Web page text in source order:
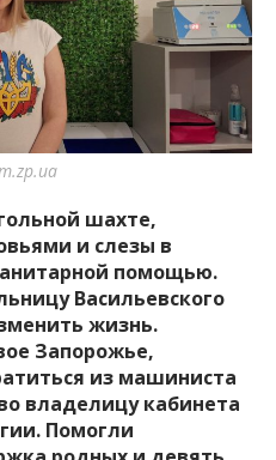
информацию о событиях
Запорожья и области.
шахте,
и слезы в
помощью.
Васильевского
жизнь.
Запорожье,
из машиниста
владелицу кабинета
Помогли